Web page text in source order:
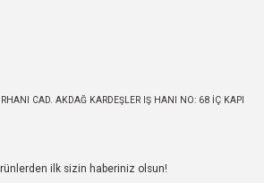
CAD. AKDAĞ KARDEŞLER IŞ HANI NO: 68 İÇ KAPI
ilk sizin haberiniz olsun!